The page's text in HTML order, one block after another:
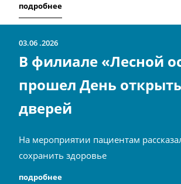
подробнее
03.06 2026
В филиале «Лесной
прошел День
дверей
На мероприятии пациентам
сохранить здоровье
подробнее